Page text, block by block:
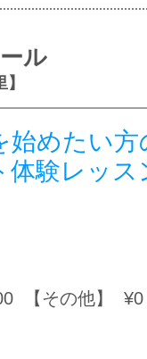
ル
始めたい
体験レッス
【その他】 ¥0